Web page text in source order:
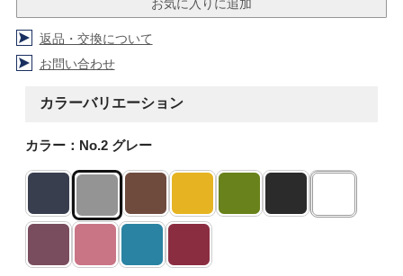
返品・交換について
お問い合わせ
カラーバリエーション
カラー：No.2 グレー